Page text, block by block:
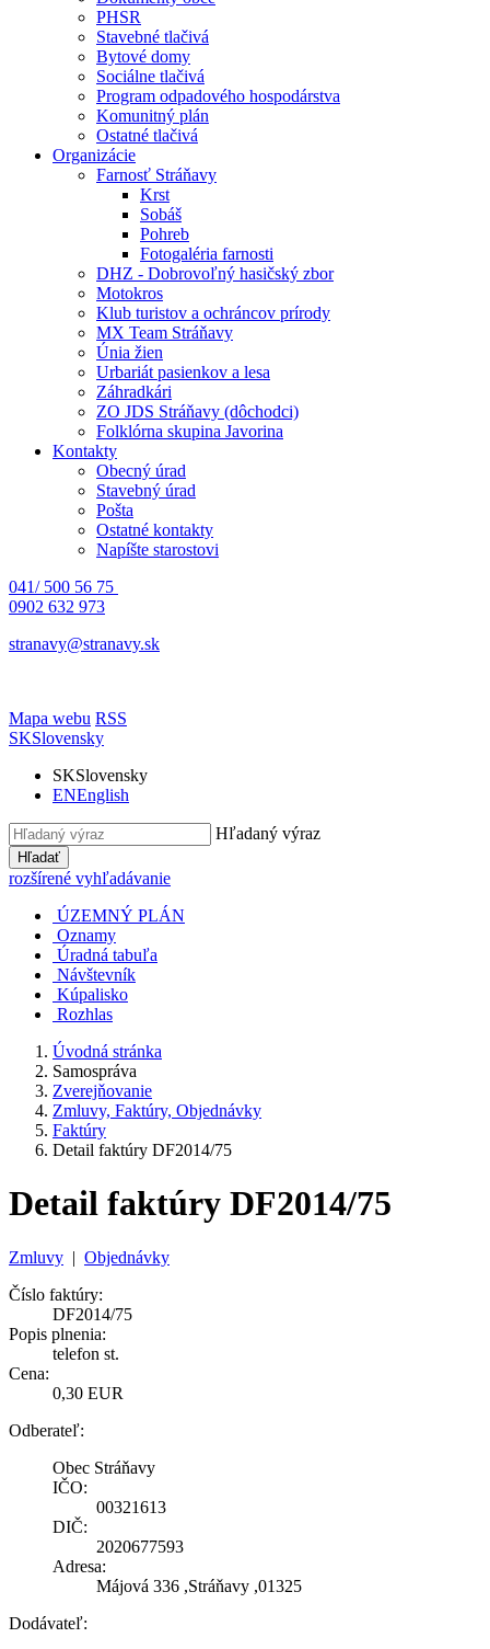
PHSR
Stavebné tlačivá
Bytové domy
Sociálne tlačivá
Program odpadového hospodárstva
Komunitný plán
Ostatné tlačivá
Organizácie
Farnosť Stráňavy
Krst
Sobáš
Pohreb
Fotogaléria farnosti
DHZ - Dobrovoľný hasičský zbor
Motokros
Klub turistov a ochráncov prírody
MX Team Stráňavy
Únia žien
Urbariát pasienkov a lesa
Záhradkári
ZO JDS Stráňavy (dôchodci)
Folklórna skupina Javorina
Kontakty
Obecný úrad
Stavebný úrad
Pošta
Ostatné kontakty
Napíšte starostovi
041/ 500 56 75
0902 632 973
stranavy@stranavy.sk
Mapa webu RSS
SKSlovensky
SKSlovensky
ENEnglish
Hľadaný výraz
Hľadať
rozšírené vyhľadávanie
ÚZEMNÝ PLÁN
Oznamy
Úradná tabuľa
Návštevník
Kúpalisko
Rozhlas
Úvodná stránka
Samospráva
Zverejňovanie
Zmluvy, Faktúry, Objednávky
Faktúry
Detail faktúry DF2014/75
Detail faktúry DF2014/75
Zmluvy | Objednávky
Číslo faktúry:
DF2014/75
Popis plnenia:
telefon st.
Cena:
0,30 EUR
Odberateľ:
Obec Stráňavy
IČO:
00321613
DIČ:
2020677593
Adresa:
Májová 336 ,Stráňavy ,01325
Dodávateľ: